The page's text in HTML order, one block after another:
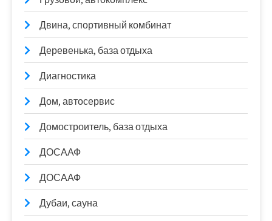
Двина, спортивный комбинат
Деревенька, база отдыха
Диагностика
Дом, автосервис
Домостроитель, база отдыха
ДОСААФ
ДОСААФ
Дубаи, сауна